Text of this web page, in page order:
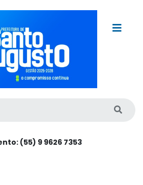
(55) 9 9626 7353